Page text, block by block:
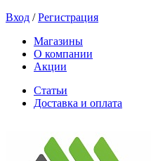
Вход /Регистрация
Магазины
О компании
Акции
Статьи
Доставка и оплата